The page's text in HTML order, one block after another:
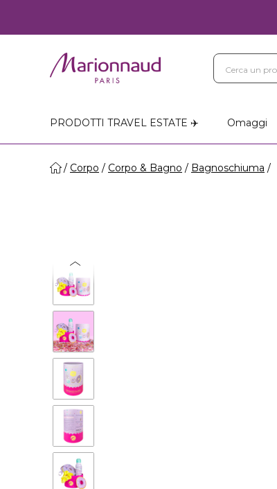
PRODOTTI TRAVEL ESTATE ✈️ Omaggi
Corpo Corpo & Bagno Bagnoschiuma